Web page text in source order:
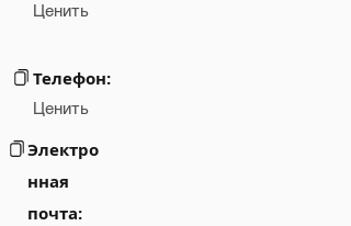
Ценить
Телефон:
Ценить
Электро
нная
почта: